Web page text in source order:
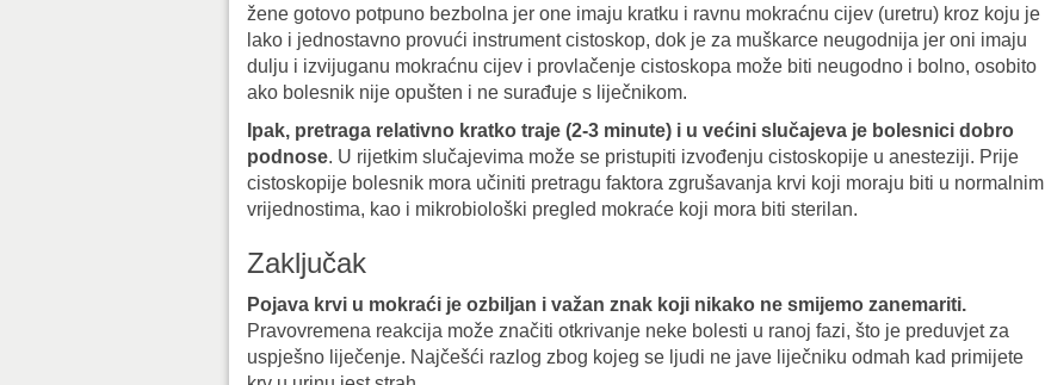
žene gotovo potpuno bezbolna jer one imaju kratku i ravnu mokraćnu cijev (uretru) kroz koju je
lako i jednostavno provući instrument cistoskop, dok je za muškarce neugodnija jer oni imaju
dulju i izvijuganu mokraćnu cijev i provlačenje cistoskopa može biti neugodno i bolno, osobito
ako bolesnik nije opušten i ne surađuje s liječnikom.
Ipak, pretraga relativno kratko traje (2-3 minute) i u većini slučajeva je bolesnici dobro
podnose. U rijetkim slučajevima može se pristupiti izvođenju cistoskopije u anesteziji. Prije
cistoskopije bolesnik mora učiniti pretragu faktora zgrušavanja krvi koji moraju biti u normalnim
vrijednostima, kao i mikrobiološki pregled mokraće koji mora biti sterilan.
Zaključak
Pojava krvi u mokraći je ozbiljan i važan znak koji nikako ne smijemo zanemariti.
Pravovremena reakcija može značiti otkrivanje neke bolesti u ranoj fazi, što je preduvjet za
uspješno liječenje. Najčešći razlog zbog kojeg se ljudi ne jave liječniku odmah kad primijete